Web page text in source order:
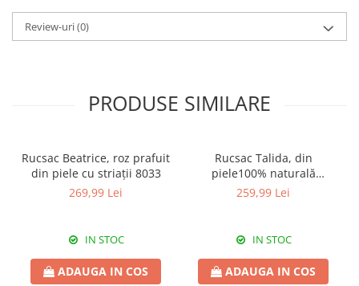
Review-uri(0)
PRODUSE SIMILARE
Rucsac Beatrice, roz prafuit
din piele cu striații 8033
269,99 Lei
IN STOC
ADAUGA IN COS
Rucsac Talida, din
piele100% naturală
magenta, 8111
259,99 Lei
IN STOC
ADAUGA IN COS